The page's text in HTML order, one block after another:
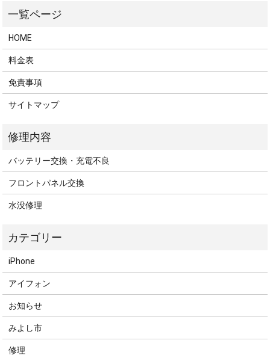
HOME
料金表
免責事項
サイトマップ
バッテリー交換・充電不良
フロントパネル交換
水没修理
iPhone
アイフォン
お知らせ
みよし市
修理